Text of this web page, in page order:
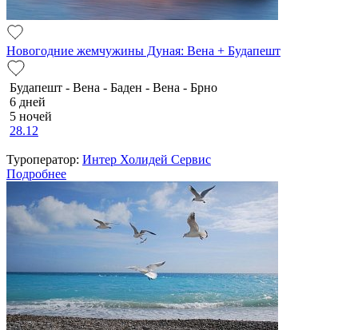
Новогодние жемчужины Дуная: Вена + Будапешт
Будапешт - Вена - Баден - Вена - Брно
6 дней
5 ночей
28.12
Туроператор: Интер Холидей Сервис
Подробнее